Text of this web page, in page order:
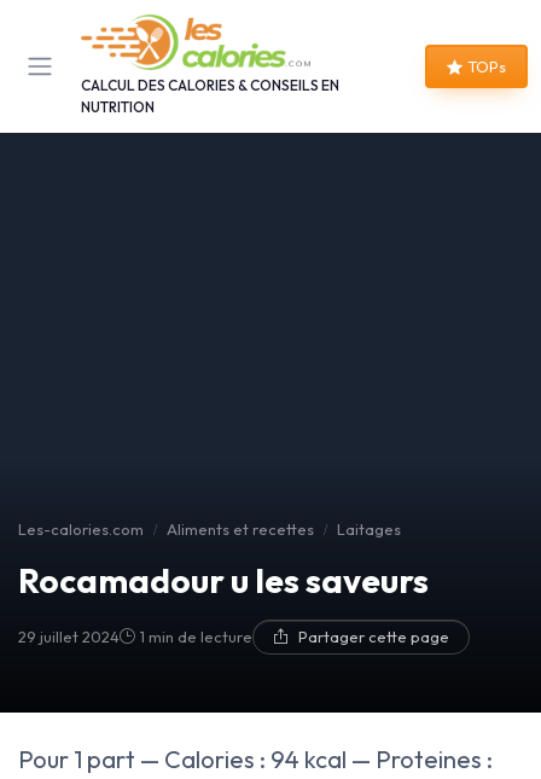
CALCUL DES CALORIES & CONSEILS EN
NUTRITION
TOPs
Les-calories.com Aliments et recettes Laitages
Rocamadour u les saveurs
29 juillet 2024 1 min de lecture Partager cette page
Pour 1 part — Calories : 94 kcal — Proteines :
Panneau de gestion des cookies